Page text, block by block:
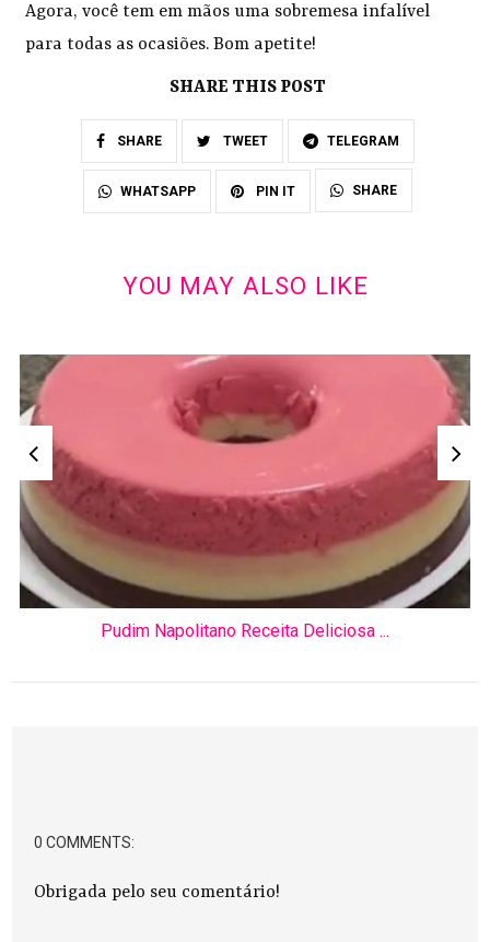
Agora, você tem em mãos uma sobremesa infalível
para todas as ocasiões. Bom apetite!
SHARE THIS POST
SHARE TWEET TELEGRAM
WHATSAPP PIN IT SHARE
YOU MAY ALSO LIKE
Pudim Napolitano Receita Deliciosa ...
0 COMMENTS:
Obrigada pelo seu comentário!